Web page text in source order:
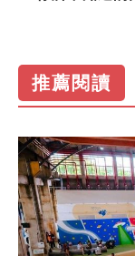
推薦閱讀